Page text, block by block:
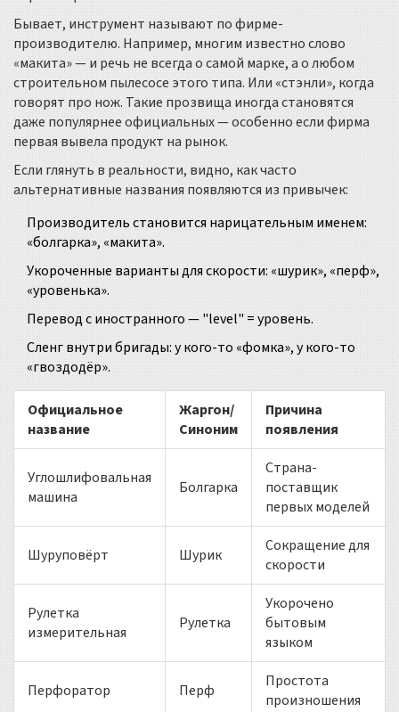
Бывает, инструмент называют по фирме-
производителю. Например, многим известно слово
«макита» — и речь не всегда о самой марке, а о любом
строительном пылесосе этого типа. Или «стэнли», когда
говорят про нож. Такие прозвища иногда становятся
даже популярнее официальных — особенно если фирма
первая вывела продукт на рынок.
Если глянуть в реальности, видно, как часто
альтернативные названия появляются из привычек:
Производитель становится нарицательным именем:
«болгарка», «макита».
Укороченные варианты для скорости: «шурик», «перф»,
«уровенька».
Перевод с иностранного — "level" = уровень.
Сленг внутри бригады: у кого-то «фомка», у кого-то
«гвоздодёр».
Официальное
название
Жаргон/
Синоним
Причина
появления
Углошлифовальная
машина
Болгарка
Страна-
поставщик
первых моделей
Шуруповёрт Шурик
Сокращение для
скорости
Рулетка
измерительная
Рулетка
Укорочено
бытовым
языком
Перфоратор Перф
Простота
произношения